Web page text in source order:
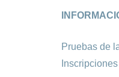
Pruebas de